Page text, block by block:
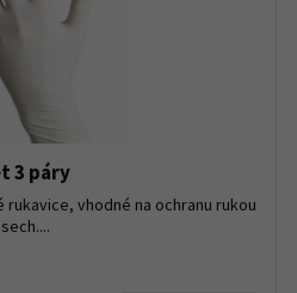
3 páry
vhodné na ochranu rukou